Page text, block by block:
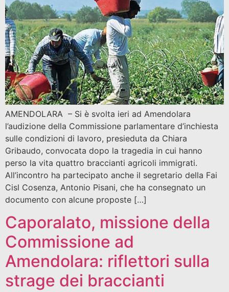
AMENDOLARA – Si è svolta ieri ad Amendolara
l’audizione della Commissione parlamentare d’inchiesta
sulle condizioni di lavoro, presieduta da Chiara
Gribaudo, convocata dopo la tragedia in cui hanno
perso la vita quattro braccianti agricoli immigrati.
All’incontro ha partecipato anche il segretario della Fai
Cisl Cosenza, Antonio Pisani, che ha consegnato un
documento con alcune proposte […]
Caporalato, missione della
Commissione ad
Amendolara: riflettori sulla
strage dei braccianti